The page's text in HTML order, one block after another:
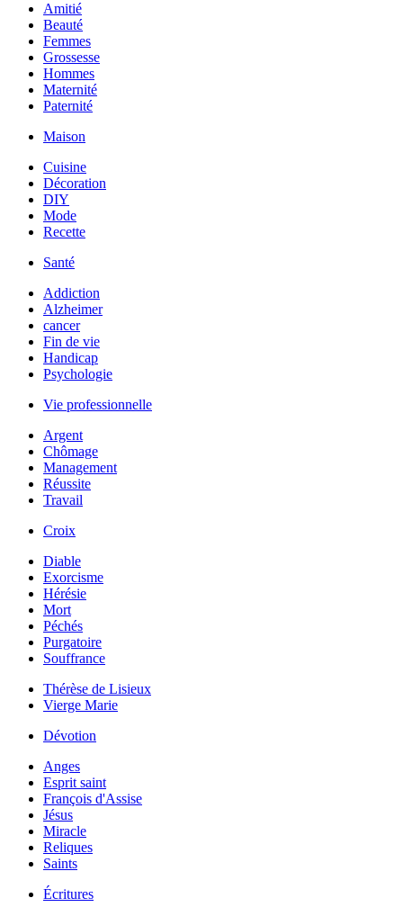
Amitié
Beauté
Femmes
Grossesse
Hommes
Maternité
Paternité
Maison
Cuisine
Décoration
DIY
Mode
Recette
Santé
Addiction
Alzheimer
cancer
Fin de vie
Handicap
Psychologie
Vie professionnelle
Argent
Chômage
Management
Réussite
Travail
Croix
Diable
Exorcisme
Hérésie
Mort
Péchés
Purgatoire
Souffrance
Thérèse de Lisieux
Vierge Marie
Dévotion
Anges
Esprit saint
François d'Assise
Jésus
Miracle
Reliques
Saints
Écritures